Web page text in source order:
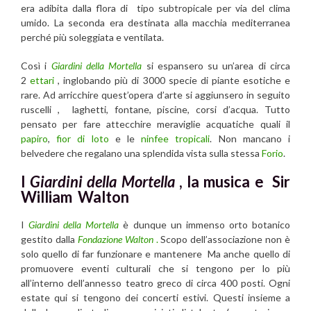
era adibita dalla flora di tipo subtropicale per via del clima
umido. La seconda era destinata alla macchia mediterranea
perché più soleggiata e ventilata.
Così i Giardini della Mortella si espansero su un’area di circa
2ettari , inglobando più di 3000 specie di piante esotiche e
rare. Ad arricchire quest’opera d’arte si aggiunsero in seguito
ruscelli , laghetti, fontane, piscine, corsi d’acqua. Tutto
pensato per fare attecchire meraviglie acquatiche quali il
papiro,fior di loto e leninfee tropicali. Non mancano i
belvedere che regalano una splendida vista sulla stessa Forio.
IGiardini della Mortella, la musica e Sir
William Walton
IGiardini della Mortella è dunque un immenso orto botanico
gestito dalla Fondazione Walton .Scopo dell’associazione non è
solo quello di far funzionare e mantenere Ma anche quello di
promuovere eventi culturali che si tengono per lo più
all’interno dell’annesso teatro greco di circa 400 posti. Ogni
estate qui si tengono dei concerti estivi. Questi insieme a